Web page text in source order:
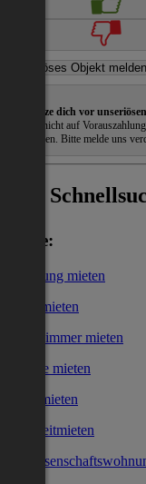
Schütze dich vor
Gehe nicht auf
zu haben. Bitte melde uns
Miete:
Wohnung mieten
Haus mieten
WG-Zimmer mieten
Garage mieten
Büro mieten
Kurzzeitmieten